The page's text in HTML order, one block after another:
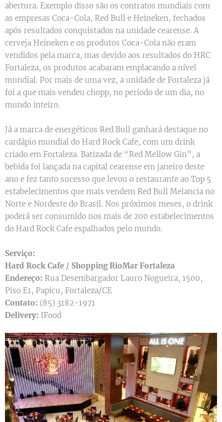
abertura. Exemplo disso são os contratos mundiais com
as empresas Coca-Cola, Red Bull e Heineken, fechados
após resultados conquistados na unidade cearense. A
cerveja Heineken e os produtos Coca-Cola não eram
vendidos pela marca, mas devido aos resultados do HRC
Fortaleza, os produtos acabaram emplacando a nível
mundial. Por mais de uma vez, a unidade de Fortaleza já
foi a que mais vendeu chopp, no período de um dia, no
mundo inteiro.
Já a marca de energéticos Red Bull ganhará destaque no
cardápio mundial do Hard Rock Cafe, com um drink
criado em Fortaleza. Batizada de “Red Mellow Gin”, a
bebida foi lançada na capital cearense em janeiro deste
ano e fez tanto sucesso que levou o restaurante ao Top 5
estabelecimentos que mais vendem Red Bull Melancia no
Norte e Nordeste do Brasil. Nos próximos meses, o drink
poderá ser consumido nos mais de 200 estabelecimentos
do Hard Rock Cafe espalhados pelo mundo.
Serviço:
Hard Rock Cafe / Shopping RioMar Fortaleza
Endereço: Rua Desembargador Lauro Nogueira, 1500,
Piso E1, Papicu, Fortaleza/CE
Contato: (85) 3182-1971
Delivery: IFood